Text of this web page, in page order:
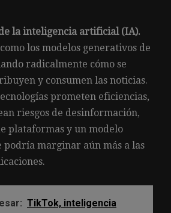
la inteligencia artificial (IA).
los modelos generativos de
radicalmente cómo se
y consumen las noticias.
prometen eficiencias,
riesgos de desinformación,
plataformas y un modelo
podría marginar aún más a las
TikTok, inteligencia